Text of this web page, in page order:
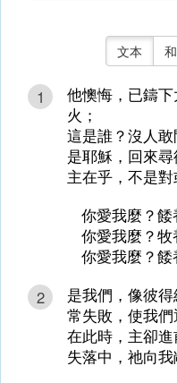
文本
1
他懊悔，已鑄
火；
這是誰？沒人敢
是耶穌，回來
主在乎，不是對
你愛我麼？餧
你愛我麼？牧
你愛我麼？餧
2
是我們，像彼
常失敗，使我們
在此時，主卻
失落中，祂向我